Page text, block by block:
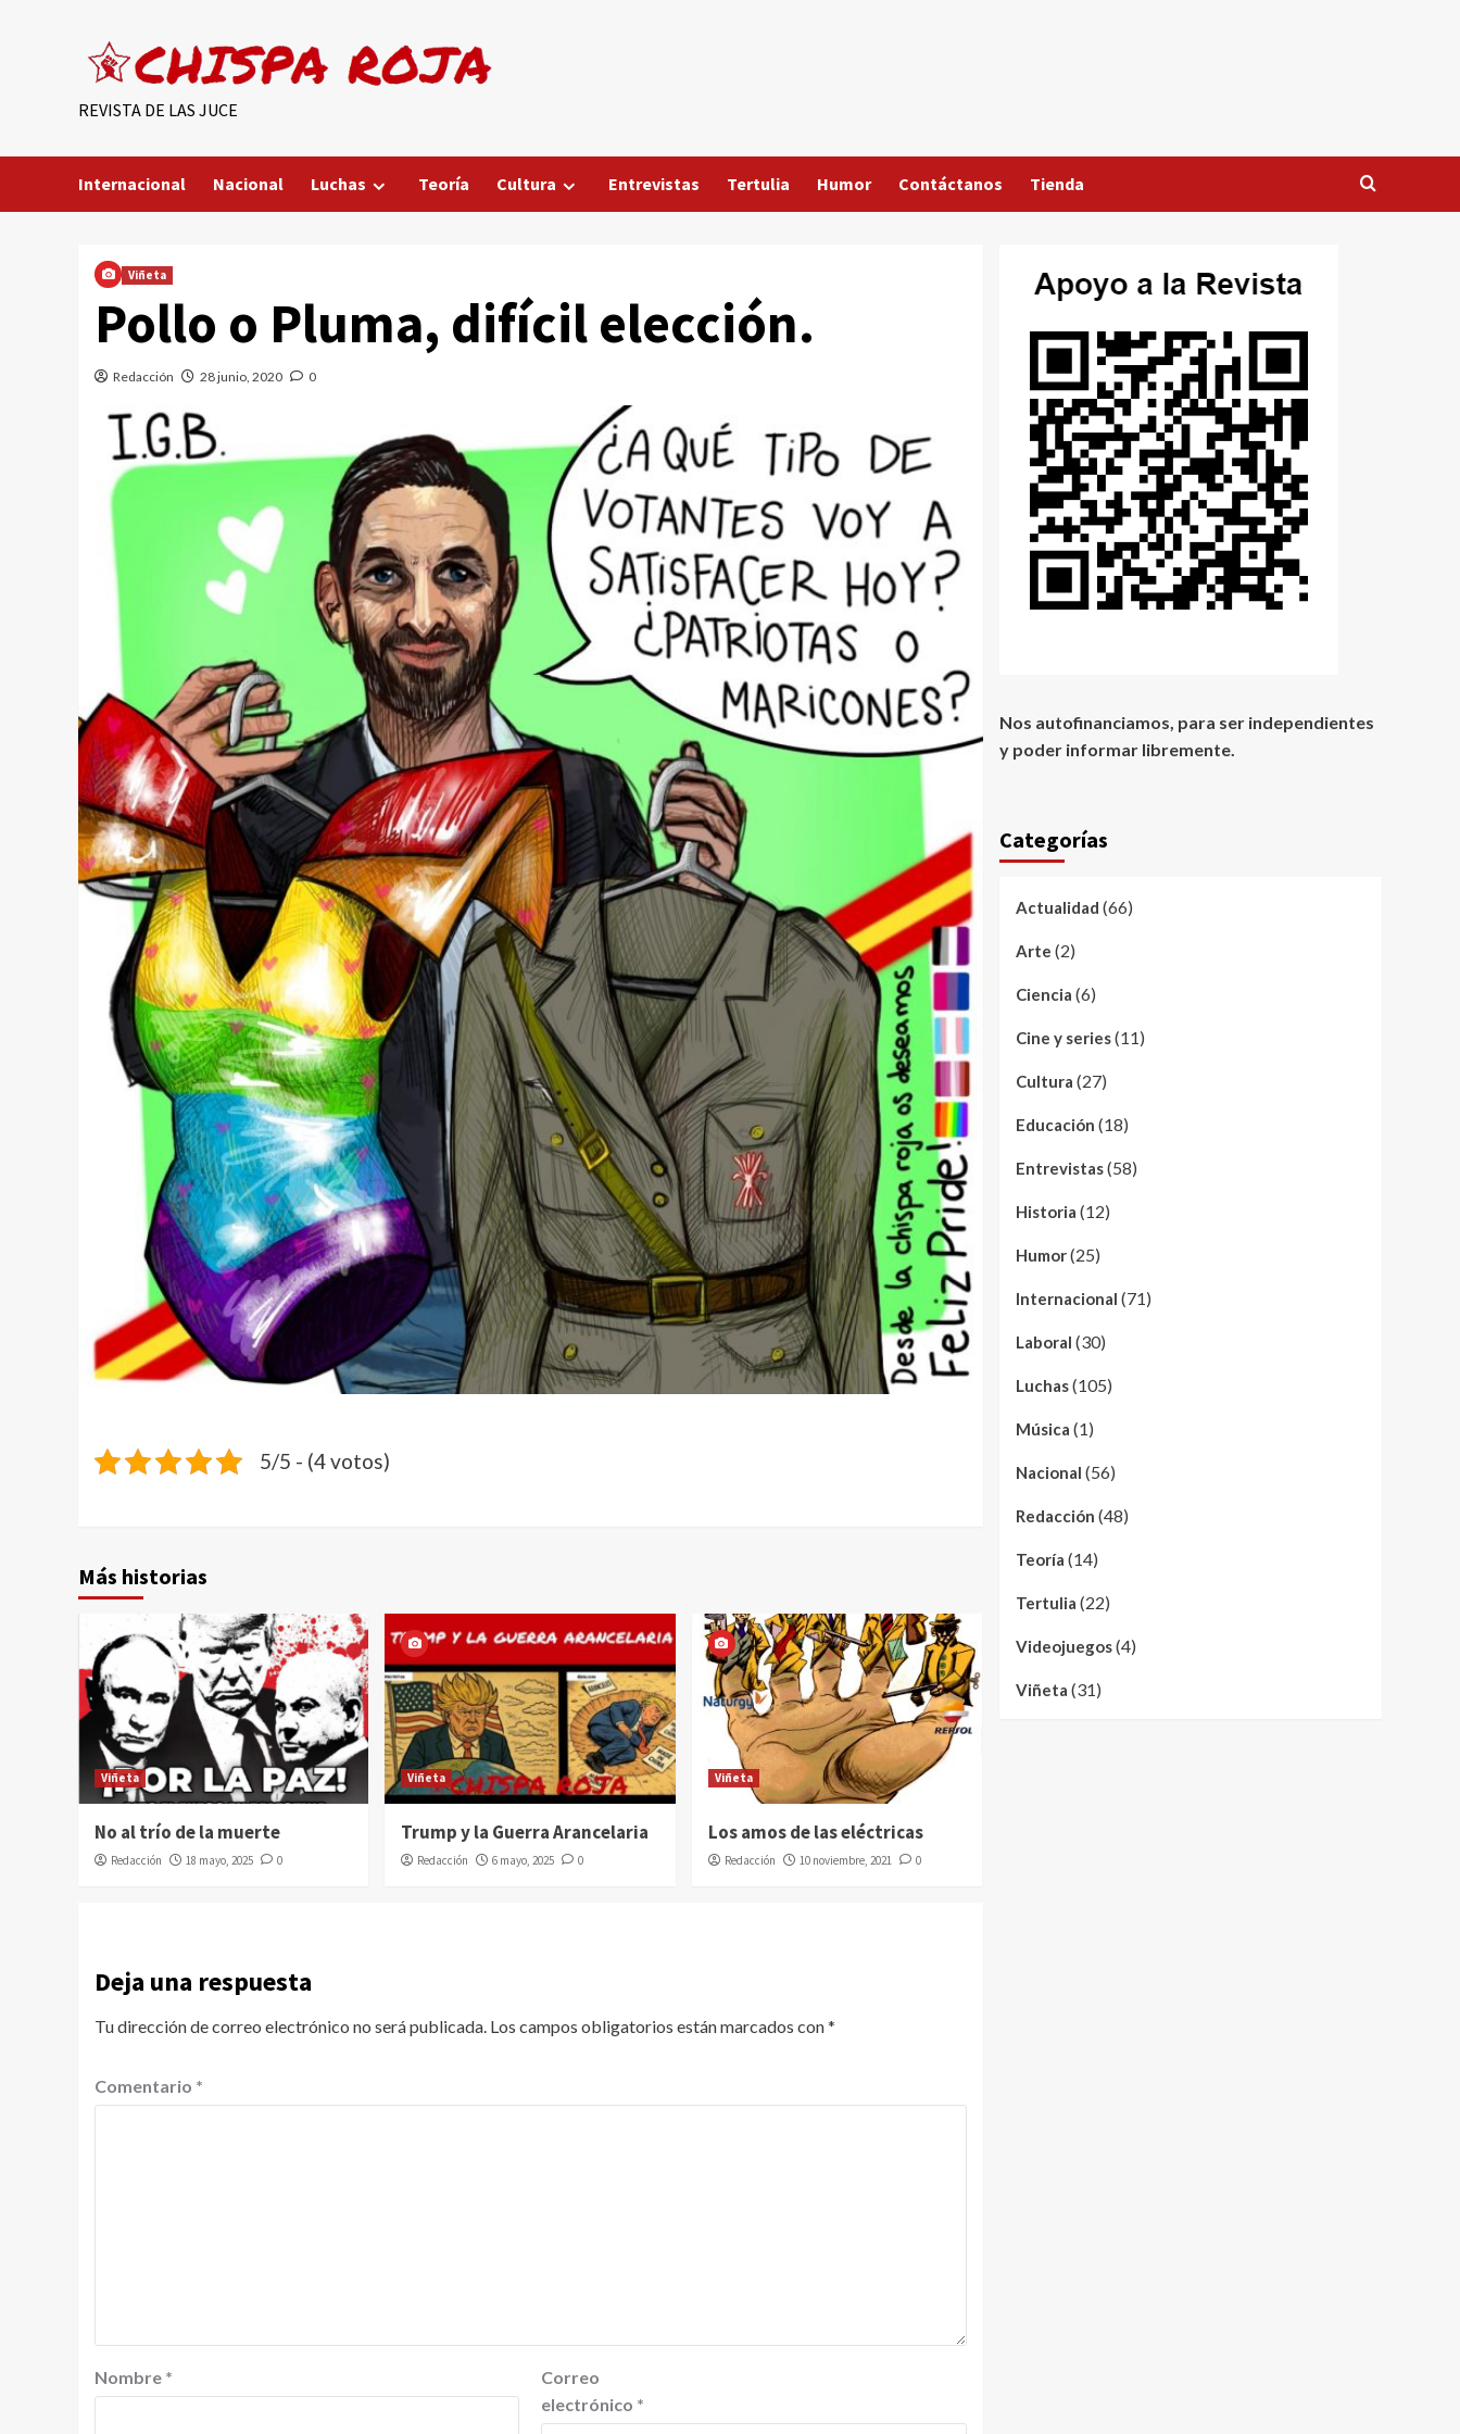
REVISTA DE LAS JUCE
Internacional Nacional Luchas Teoría Cultura Entrevistas Tertulia Humor Contáctanos Tienda
Viñeta
Pollo o Pluma, difícil elección.
Redacción 28 junio, 2020 0
5/5 - (4 votos)
Más historias
Viñeta
No al trío de la muerte
Redacción 18 mayo, 2025 0
Viñeta
Trump y la Guerra Arancelaria
Redacción 6 mayo, 2025 0
Viñeta
Los amos de las eléctricas
Redacción 10 noviembre, 2021 0
Deja una respuesta
Tu dirección de correo electrónico no será publicada. Los campos obligatorios están marcados con*
Comentario *
Nombre *
Correo
electrónico *
Nos autofinanciamos, para ser independientes
y poder informar libremente.
Categorías
Actualidad (66)
Arte (2)
Ciencia (6)
Cine y series(11)
Cultura (27)
Educación (18)
Entrevistas(58)
Historia (12)
Humor(25)
Internacional (71)
Laboral (30)
Luchas(105)
Música (1)
Nacional (56)
Redacción (48)
Teoría (14)
Tertulia (22)
Videojuegos(4)
Viñeta (31)